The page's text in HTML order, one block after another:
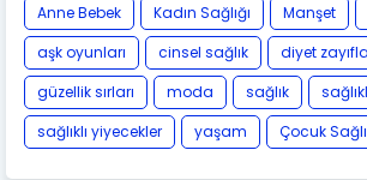
Anne Bebek Kadın Sağlığı Manşet
aşk oyunları
cinsel sağlık
diyet
güzellik sırları
moda sağlık
sağlıklı yiyecekler
yaşam Çocuk